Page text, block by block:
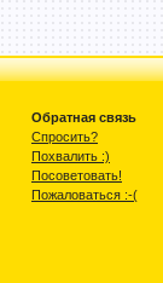
Обратная связь
Спросить?
Похвалить :)
Посоветовать!
Пожаловаться :-(